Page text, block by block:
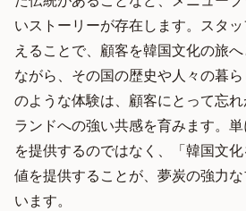
いストーリーが存在します。スタ
えることで、顧客を韓国文化の旅
ながら、その国の歴史や人々の暮
のような体験は、顧客にとって忘
ランドへの強い共感を育みます。単
を提供するのではなく、「韓国文
値を提供することが、夢炭の強力
います。